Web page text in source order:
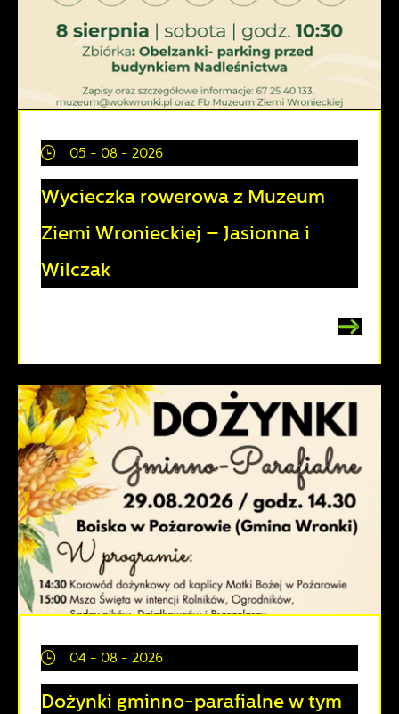
05 - 08 - 2026
Wycieczka rowerowa z Muzeum
Ziemi Wronieckiej – Jasionna i
Wilczak
04 - 08 - 2026
Dożynki gminno-parafialne w tym